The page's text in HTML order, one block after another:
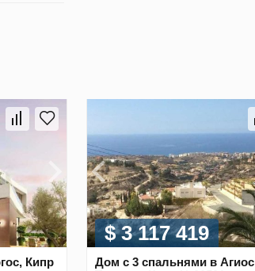
Кипр
$ 3 117 419
Дом с 3 спальнями в Агиос